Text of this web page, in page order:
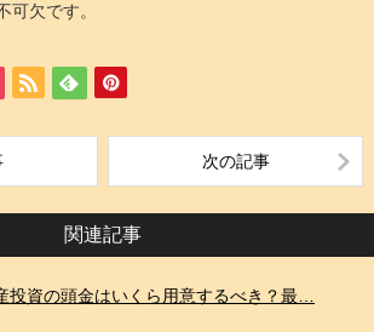
可欠です。
次の記事
関連記事
投資の頭金はいくら用意するべき？最…